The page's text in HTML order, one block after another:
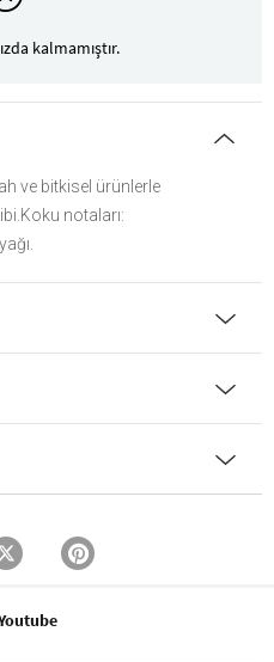
kalmamıştır.
ve bitkisel ürünlerle
notaları: